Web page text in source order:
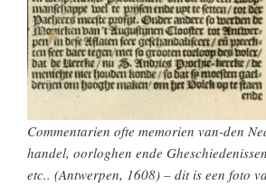
Commentarien ofte memorien van-den
handel, oorloghen ende
etc.. (Antwerpen, 1608) – dit is een foto